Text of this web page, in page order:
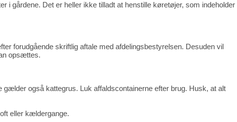
i gårdene. Det er heller ikke tilladt at henstille køretøjer, som indeholder
forudgående skriftlig aftale med afdelingsbestyrelsen. Desuden vil
opsættes.
også kattegrus. Luk affaldscontainerne efter brug. Husk, at alt
eller kældergange.